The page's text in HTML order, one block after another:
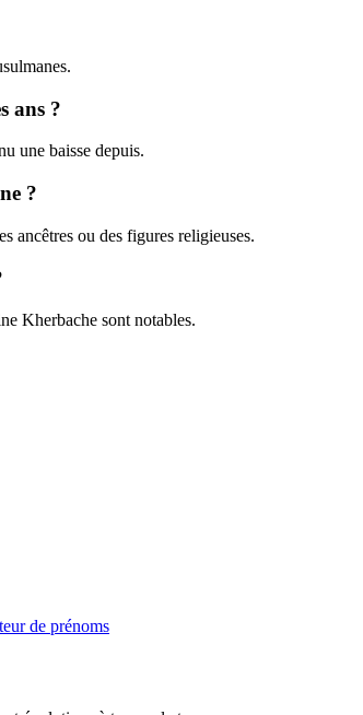
ans ?
une baisse depuis.
?
ancêtres ou des figures religieuses.
Kherbache sont notables.
de prénoms